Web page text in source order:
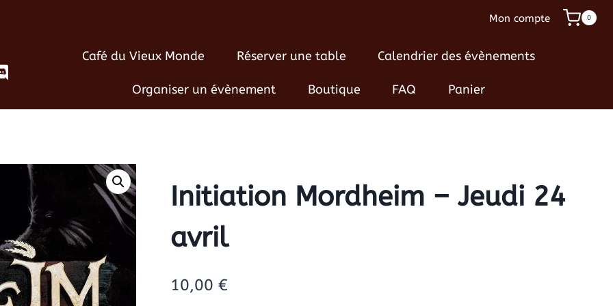
Mon compte 0
Café du Vieux Monde Réserver une table Calendrier des évènements
Organiser un évènement Boutique FAQ Panier
Initiation Mordheim – Jeudi 24
avril
10,00 €